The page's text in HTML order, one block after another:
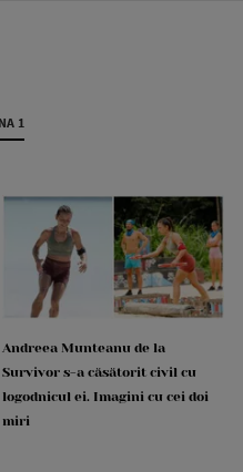
1
Andreea Munteanu de la
Survivor s-a căsătorit civil cu
logodnicul ei. Imagini cu cei doi
miri